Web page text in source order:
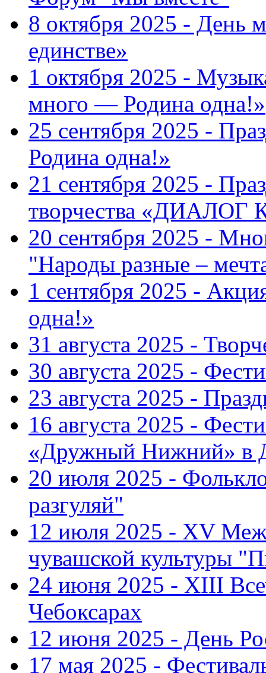
8 октября 2025 - День
единстве»
1 октября 2025 -
много — Родина одна!»
25 сентября 2025 -
Родина одна!»
21 сентября 2025 -
творчества «ДИАЛОГ
20 сентября 2025 -
"Народы разные –
1 сентября 2025 -
одна!»
31 августа 2025 -
30 августа 2025 -
23 августа 2025 -
16 августа 2025 -
«Дружный Нижний» в
20 июля 2025 -
разгуляй"
12 июля 2025 - XV
чувашской культуры
24 июня 2025 - XIII
Чебоксарах
12 июня 2025 - День
17 мая 2025 -